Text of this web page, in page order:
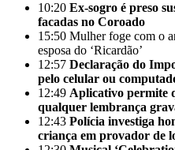
10:20 Ex-sogro é preso
facadas no Coroado
15:50 Mulher foge com o
esposa do ‘Ricardão’
12:57 Declaração do
pelo celular ou
12:49 Aplicativo permite
qualquer lembrança
12:43 Polícia investiga
criança em provador de